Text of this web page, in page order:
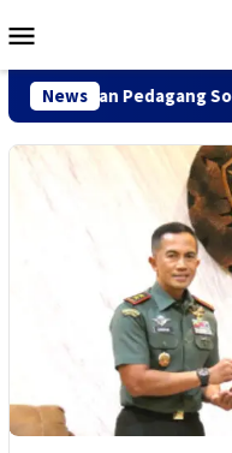
ke
Mobile
News
Soal Penertiban